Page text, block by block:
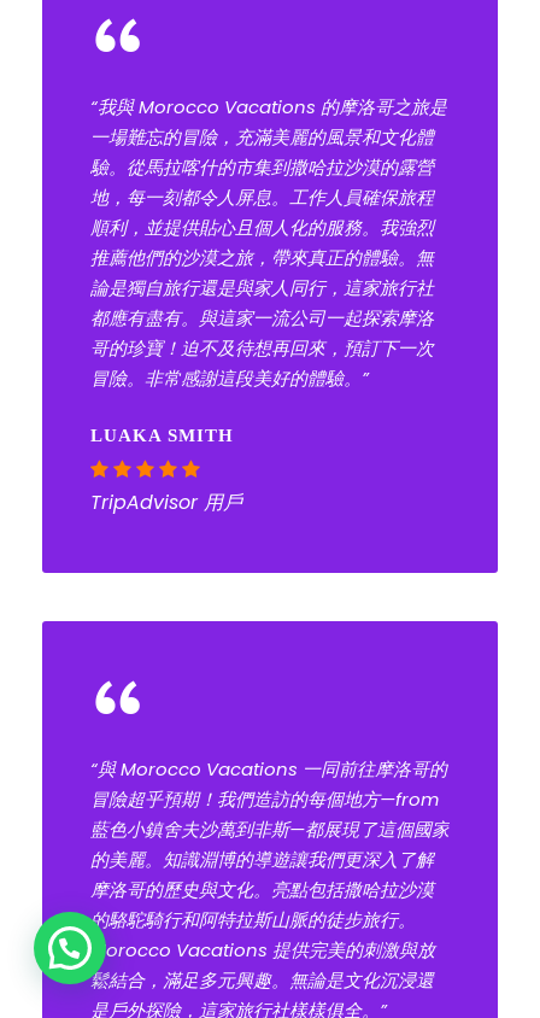
“
“我與 Morocco Vacations 的摩洛哥之旅是
一場難忘的冒險，充滿美麗的風景和文化體
驗。從馬拉喀什的市集到撒哈拉沙漠的露營
地，每一刻都令人屏息。工作人員確保旅程
順利，並提供貼心且個人化的服務。我強烈
推薦他們的沙漠之旅，帶來真正的體驗。無
論是獨自旅行還是與家人同行，這家旅行社
都應有盡有。與這家一流公司一起探索摩洛
哥的珍寶！迫不及待想再回來，預訂下一次
冒險。非常感謝這段美好的體驗。”
LUAKA SMITH
TripAdvisor 用戶
“
“與 Morocco Vacations 一同前往摩洛哥的
冒險超乎預期！我們造訪的每個地方—from
藍色小鎮舍夫沙萬到非斯—都展現了這個國家
的美麗。知識淵博的導遊讓我們更深入了解
摩洛哥的歷史與文化。亮點包括撒哈拉沙漠
的駱駝騎行和阿特拉斯山脈的徒步旅行。
Morocco Vacations 提供完美的刺激與放
鬆結合，滿足多元興趣。無論是文化沉浸還
是戶外探險，這家旅行社樣樣俱全。”
Plan Your Tour!